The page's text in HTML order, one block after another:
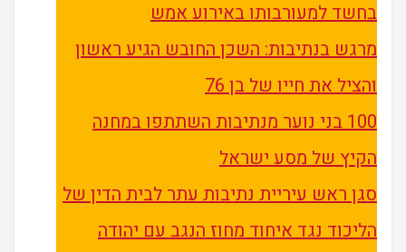
בחשד למעורבותו באירוע אמש
מרגש בנתיבות: השכן החובש הגיע ראשון
והציל את חייו של בן 76
100 בני נוער מנתיבות השתתפו במחנה
הקיץ של מסע ישראל
סגן ראש עיריית נתיבות עתר לבית הדין של
הליכוד נגד איחוד מחוז הנגב עם יהודה